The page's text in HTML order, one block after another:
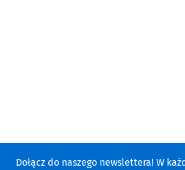
Dołącz do naszego newslettera! W